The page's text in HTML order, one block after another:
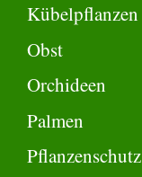
Kübelpflanzen
Obst
Orchideen
Palmen
Pflanzenschutz